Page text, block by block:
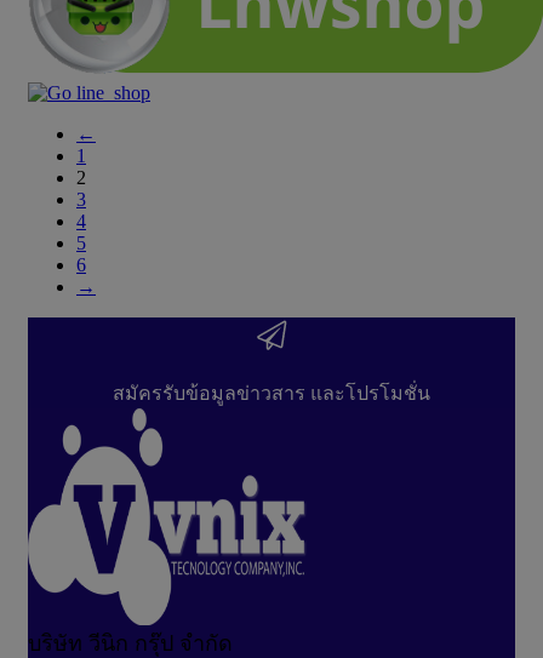
←
1
2
3
4
5
6
→
สมัครรับข้อมูลข่าวสาร และโปรโมชั่น
บริษัท วีนิก กรุ๊ป จำกัด